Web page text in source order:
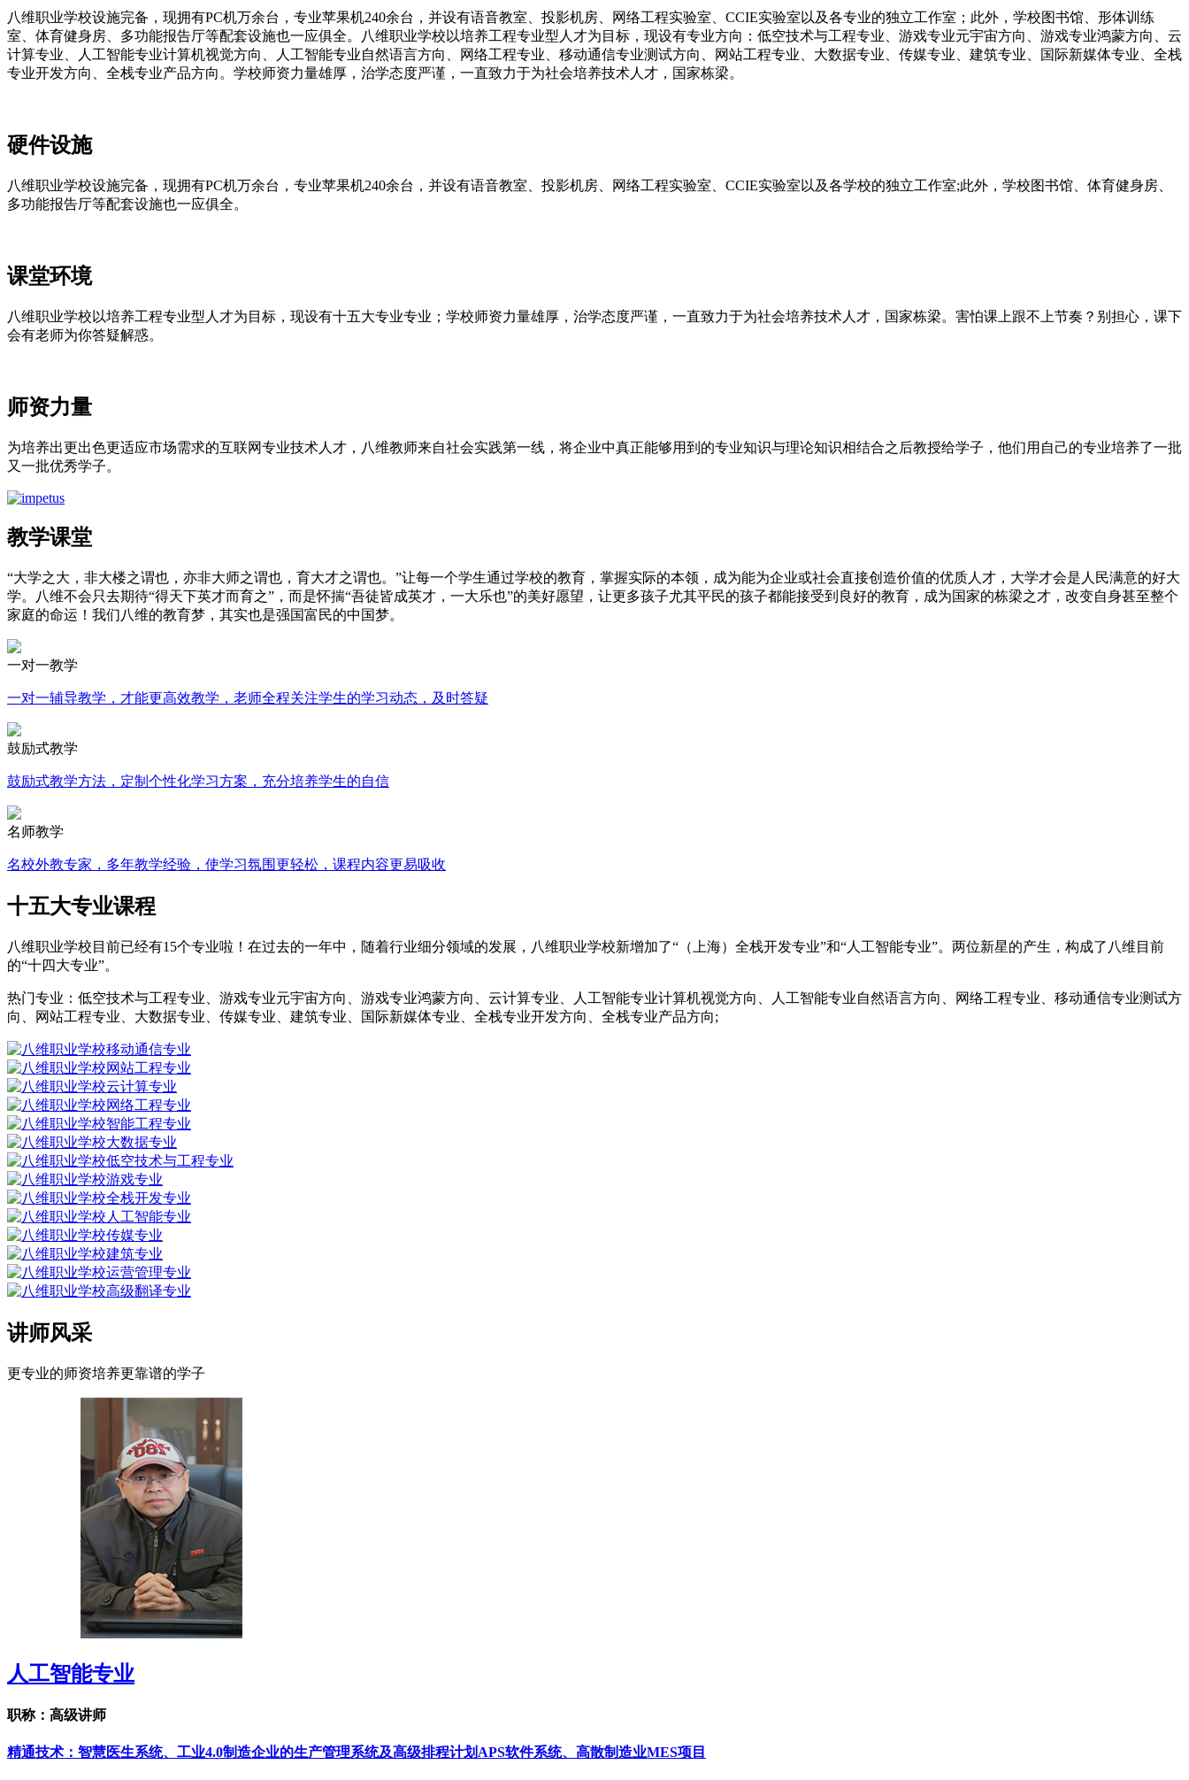
八维职业学校设施完备，现拥有PC机万余台，专业苹果机240余台，并设有语音教室、投影机房、网络工程实验室、CCIE实验室以及各专业的独立工作室；此外，学校图书馆、形体训练
室、体育健身房、多功能报告厅等配套设施也一应俱全。八维职业学校以培养工程专业型人才为目标，现设有专业方向：低空技术与工程专业、游戏专业元宇宙方向、游戏专业鸿蒙方向、云
计算专业、人工智能专业计算机视觉方向、人工智能专业自然语言方向、网络工程专业、移动通信专业测试方向、网站工程专业、大数据专业、传媒专业、建筑专业、国际新媒体专业、全栈
专业开发方向、全栈专业产品方向。学校师资力量雄厚，治学态度严谨，一直致力于为社会培养技术人才，国家栋梁。
硬件设施
八维职业学校设施完备，现拥有PC机万余台，专业苹果机240余台，并设有语音教室、投影机房、网络工程实验室、CCIE实验室以及各学校的独立工作室;此外，学校图书馆、体育健身房、
多功能报告厅等配套设施也一应俱全。
课堂环境
八维职业学校以培养工程专业型人才为目标，现设有十五大专业专业；学校师资力量雄厚，治学态度严谨，一直致力于为社会培养技术人才，国家栋梁。害怕课上跟不上节奏？别担心，课下
会有老师为你答疑解惑。
师资力量
为培养出更出色更适应市场需求的互联网专业技术人才，八维教师来自社会实践第一线，将企业中真正能够用到的专业知识与理论知识相结合之后教授给学子，他们用自己的专业培养了一批
又一批优秀学子。
教学课堂
“大学之大，非大楼之谓也，亦非大师之谓也，育大才之谓也。”让每一个学生通过学校的教育，掌握实际的本领，成为能为企业或社会直接创造价值的优质人才，大学才会是人民满意的好大
学。八维不会只去期待“得天下英才而育之”，而是怀揣“吾徒皆成英才，一大乐也”的美好愿望，让更多孩子尤其平民的孩子都能接受到良好的教育，成为国家的栋梁之才，改变自身甚至整个
家庭的命运！我们八维的教育梦，其实也是强国富民的中国梦。
一对一教学
一对一辅导教学，才能更高效教学，老师全程关注学生的学习动态，及时答疑
鼓励式教学
鼓励式教学方法，定制个性化学习方案，充分培养学生的自信
名师教学
名校外教专家，多年教学经验，使学习氛围更轻松，课程内容更易吸收
十五大专业课程
八维职业学校目前已经有15个专业啦！在过去的一年中，随着行业细分领域的发展，八维职业学校新增加了“（上海）全栈开发专业”和“人工智能专业”。两位新星的产生，构成了八维目前
的“十四大专业”。
热门专业：低空技术与工程专业、游戏专业元宇宙方向、游戏专业鸿蒙方向、云计算专业、人工智能专业计算机视觉方向、人工智能专业自然语言方向、网络工程专业、移动通信专业测试方
向、网站工程专业、大数据专业、传媒专业、建筑专业、国际新媒体专业、全栈专业开发方向、全栈专业产品方向;
讲师风采
更专业的师资培养更靠谱的学子
人工智能专业
职称：高级讲师
精通技术：智慧医生系统、工业4.0制造企业的生产管理系统及高级排程计划APS软件系统、高散制造业MES项目